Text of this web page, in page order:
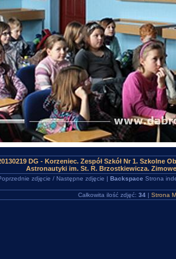
DG - Korzeniec. Zespół Szkół Nr 1.
Astronautyki im. St. R. Brzostkiewicza.
zdjęcie / Następne zdjęcie | Backspace Strona
Całkowita ilość zdjęć: 34 | Strona